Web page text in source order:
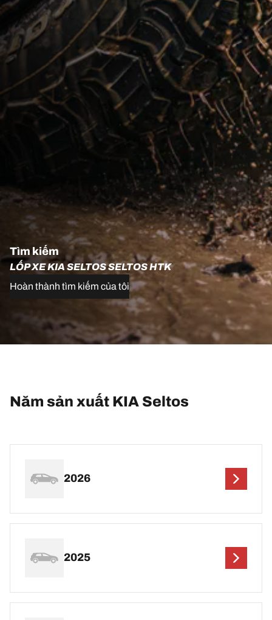
Tìm kiếm
LỐP XE KIA SELTOS SELTOS HTK
Hoàn thành tìm kiếm của tôi
Năm sản xuất KIA Seltos
2026
2025